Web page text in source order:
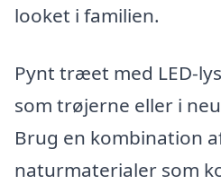
looket i familien.
Pynt træet med LED-
som trøjerne eller i
Brug en kombination
naturmaterialer som